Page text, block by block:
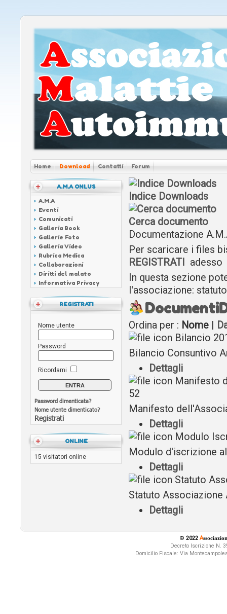
Home Download Contatti Forum
A.M.A ONLUS
A.M.A
Eventi
Comunicati
Galleria Book
Gallerie Foto
Galleria Video
Rubrica Medica
Collaborazioni
Diritti del malato
Informativa Privacy
REGISTRATI
Nome utente
Password
Ricordami
Password dimenticata?
Nome utente dimenticato?
Registrati
ONLINE
15 visitatori online
Indice Downloads
Cerca documento
Documentazione
Per scaricare i files
REGISTRATI
adesso
In questa sezione
l'associazione:
Documenti
Ordina per : Nome
Bilancio
Bilancio Consuntivo
Dettagli
Manifesto
52
Manifesto
Dettagli
Modulo
Modulo d'iscrizione
Dettagli
Statuto
Statuto Associazione
Dettagli
© 2022 A
Decreto Iscrizione N.
Domicilio Fiscale: Via